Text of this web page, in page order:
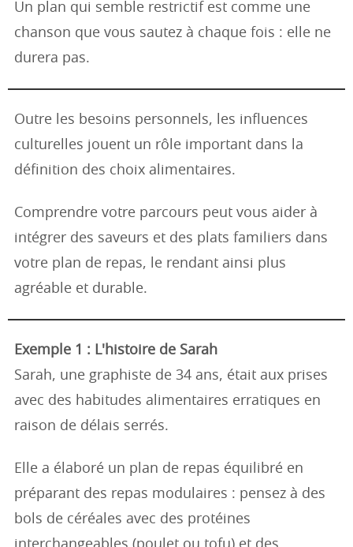
Un plan qui semble restrictif est comme une
chanson que vous sautez à chaque fois : elle ne
durera pas.
Outre les besoins personnels, les influences
culturelles jouent un rôle important dans la
définition des choix alimentaires.
Comprendre votre parcours peut vous aider à
intégrer des saveurs et des plats familiers dans
votre plan de repas, le rendant ainsi plus
agréable et durable.
Exemple 1 : L'histoire de Sarah
Sarah, une graphiste de 34 ans, était aux prises
avec des habitudes alimentaires erratiques en
raison de délais serrés.
Elle a élaboré un plan de repas équilibré en
préparant des repas modulaires : pensez à des
bols de céréales avec des protéines